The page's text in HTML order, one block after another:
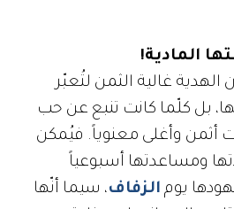
المادية!
غالية الثمن لتُعبّر
بل كلّما كانت تنبع عن حب
أثمن وأغلى معنوياً. فيُمكن
ومساعدتها أسبوعياً
يوم الزفاف، سيما أنّها